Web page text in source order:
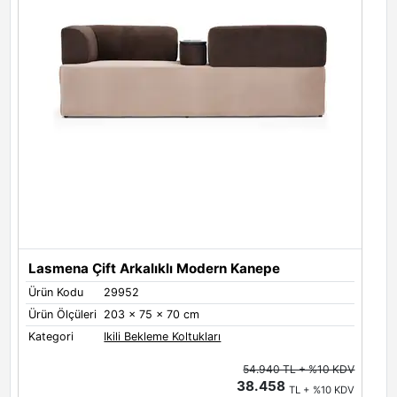
Lasmena Çift Arkalıklı Modern Kanepe
Ürün Kodu
29952
Ürün Ölçüleri 203 x 75 x 70 cm
Kategori
Ikili Bekleme Koltukları
54.940 TL + %10 KDV
38.458TL + %10 KDV